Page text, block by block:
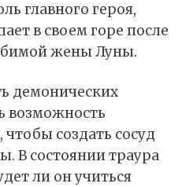
главного героя,
в своем горе после
жены Луны.
демонических
возможность
создать сосуд
В состоянии траура
ли он учиться